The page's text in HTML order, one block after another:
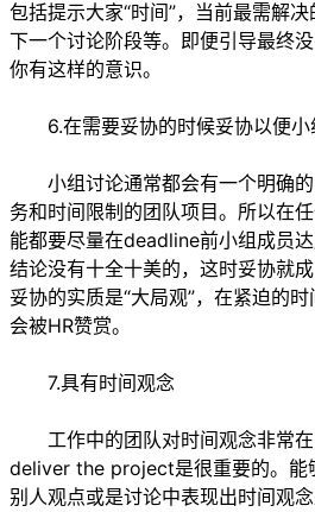
包括提示大家“时间”，当前最需解
下一个讨论阶段等。即便引导最终
你有这样的意识。
6.在需要妥协的时候妥协以便小
小组讨论通常都会有一个明确的
务和时间限制的团队项目。所以在
能都要尽量在deadline前小组成员达
结论没有十全十美的，这时妥协就
妥协的实质是“大局观”，在紧迫的
会被HR赞赏。
7.具有时间观念
工作中的团队对时间观念非常在
deliver the project是很重要的。能
别人观点或是讨论中表现出时间观念